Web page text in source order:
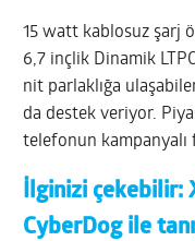
15 watt kablosuz şarj
6,7 inçlik Dinamik
nit parlaklığa
da destek veriyor.
telefonun kampanyalı
İlginizi çekebilir:
CyberDog ile